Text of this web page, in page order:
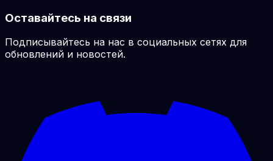
Оставайтесь на связи
Подписывайтесь на нас в социальных сетях для
обновлений и новостей.